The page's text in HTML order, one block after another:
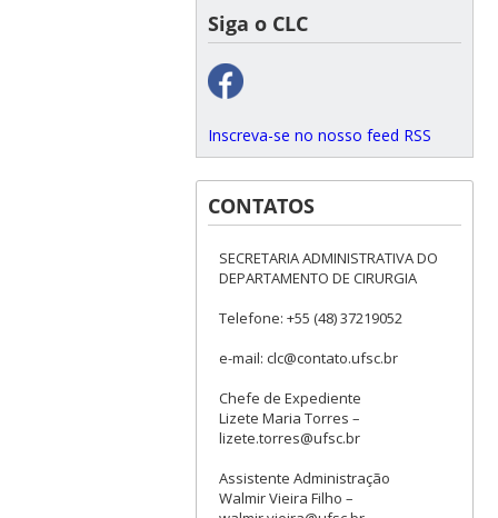
Siga o CLC
Inscreva-se no nosso feed RSS
CONTATOS
SECRETARIA ADMINISTRATIVA DO
DEPARTAMENTO DE CIRURGIA
Telefone: +55 (48) 37219052
e-mail: clc@contato.ufsc.br
Chefe de Expediente
Lizete Maria Torres –
lizete.torres@ufsc.br
Assistente Administração
Walmir Vieira Filho –